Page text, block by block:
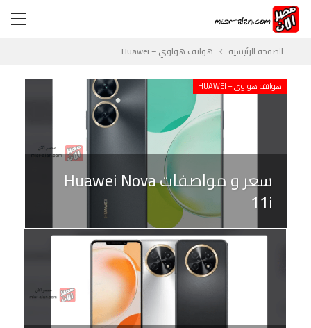
الصفحة الرئيسية هواتف هواوي – Huawei
هواتف هواوي – HUAWEI
سعر و مواصفات Huawei Nova
11i